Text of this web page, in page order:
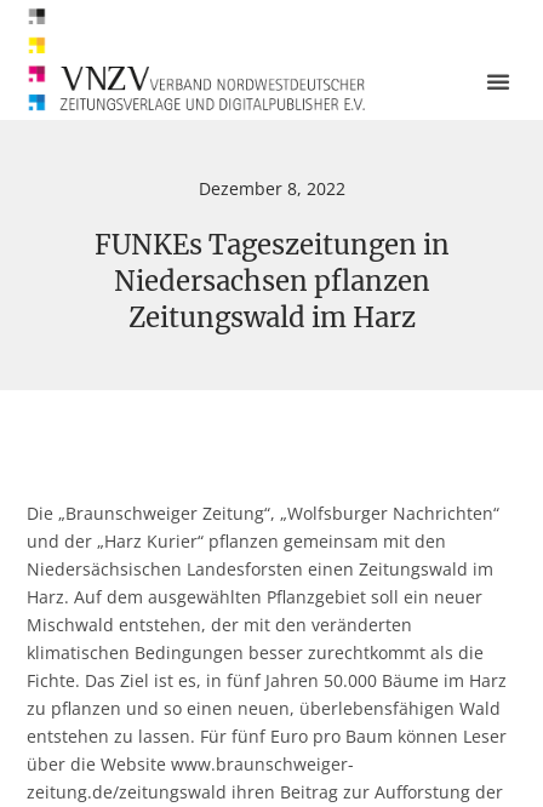
Dezember 8, 2022
FUNKEs Tageszeitungen in
Niedersachsen pflanzen
Zeitungswald im Harz
Die „Braunschweiger Zeitung“, „Wolfsburger Nachrichten“
und der „Harz Kurier“ pflanzen gemeinsam mit den
Niedersächsischen Landesforsten einen Zeitungswald im
Harz. Auf dem ausgewählten Pflanzgebiet soll ein neuer
Mischwald entstehen, der mit den veränderten
klimatischen Bedingungen besser zurechtkommt als die
Fichte. Das Ziel ist es, in fünf Jahren 50.000 Bäume im Harz
zu pflanzen und so einen neuen, überlebensfähigen Wald
entstehen zu lassen. Für fünf Euro pro Baum können Leser
über die Websitewww.braunschweiger-
zeitung.de/zeitungswald ihren Beitrag zur Aufforstung der